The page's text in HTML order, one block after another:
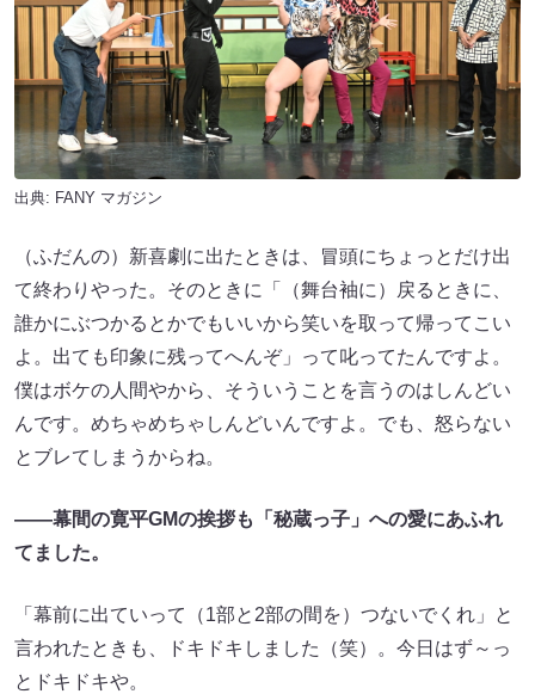
出典: FANY マガジン
（ふだんの）新喜劇に出たときは、冒頭にちょっとだけ出
て終わりやった。そのときに「（舞台袖に）戻るときに、
誰かにぶつかるとかでもいいから笑いを取って帰ってこい
よ。出ても印象に残ってへんぞ」って叱ってたんですよ。
僕はボケの人間やから、そういうことを言うのはしんどい
んです。めちゃめちゃしんどいんですよ。でも、怒らない
とブレてしまうからね。
——幕間の寛平GMの挨拶も「秘蔵っ子」への愛にあふれ
てました。
「幕前に出ていって（1部と2部の間を）つないでくれ」と
言われたときも、ドキドキしました（笑）。今日はず～っ
とドキドキや。